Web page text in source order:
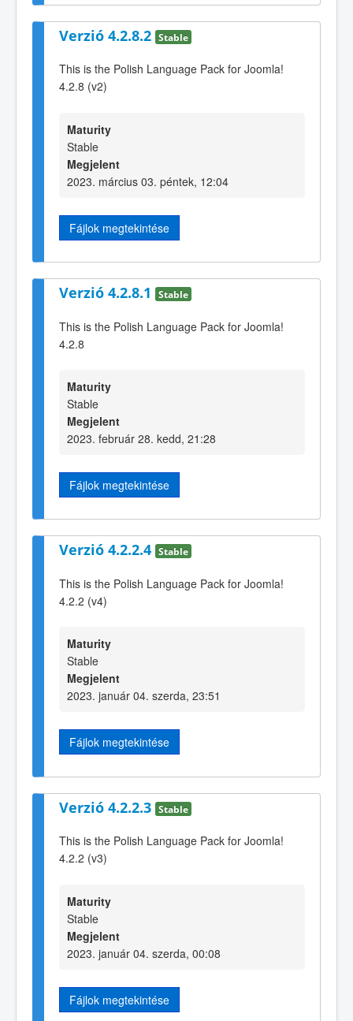
Verzió 4.2.8.2 Stable
This is the Polish Language Pack for Joomla!
4.2.8 (v2)
Maturity
Stable
Megjelent
2023. március 03. péntek, 12:04
Fájlok megtekintése
Verzió 4.2.8.1 Stable
This is the Polish Language Pack for Joomla!
4.2.8
Maturity
Stable
Megjelent
2023. február 28. kedd, 21:28
Fájlok megtekintése
Verzió 4.2.2.4 Stable
This is the Polish Language Pack for Joomla!
4.2.2 (v4)
Maturity
Stable
Megjelent
2023. január 04. szerda, 23:51
Fájlok megtekintése
Verzió 4.2.2.3 Stable
This is the Polish Language Pack for Joomla!
4.2.2 (v3)
Maturity
Stable
Megjelent
2023. január 04. szerda, 00:08
Fájlok megtekintése